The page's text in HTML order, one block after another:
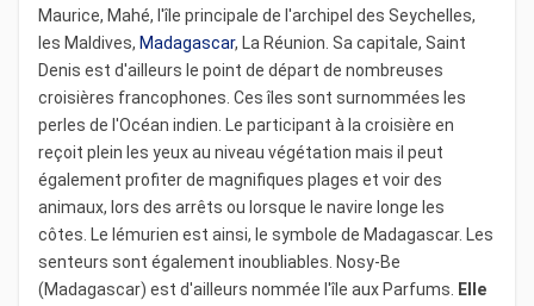
Maurice, Mahé, l'île principale de l'archipel des Seychelles,
les Maldives, Madagascar, La Réunion. Sa capitale, Saint
Denis est d'ailleurs le point de départ de nombreuses
croisières francophones. Ces îles sont surnommées les
perles de l'Océan indien. Le participant à la croisière en
reçoit plein les yeux au niveau végétation mais il peut
également profiter de magnifiques plages et voir des
animaux, lors des arrêts ou lorsque le navire longe les
côtes. Le lémurien est ainsi, le symbole de Madagascar. Les
senteurs sont également inoubliables. Nosy-Be
(Madagascar) est d'ailleurs nommée l'île aux Parfums. Elle